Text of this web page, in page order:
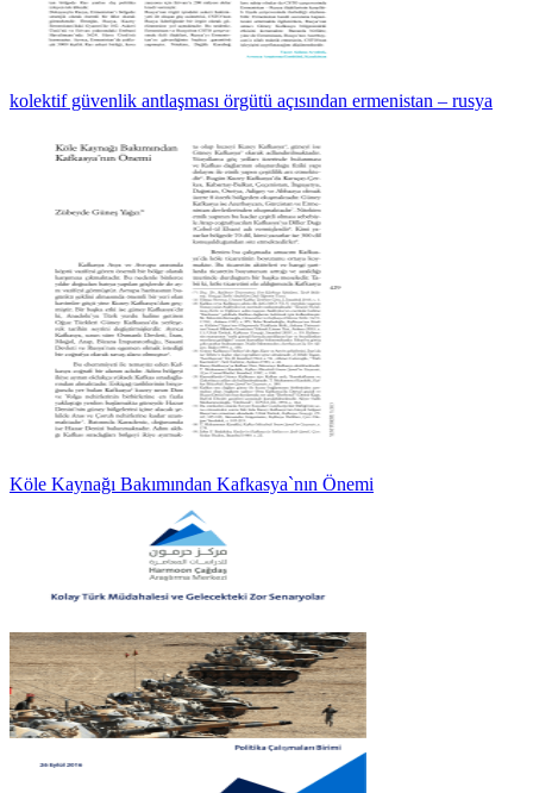
kolektif güvenlik antlaşması örgütü açısından ermenistan – rusya
Köle Kaynağı Bakımından Kafkasya`nın Önemi